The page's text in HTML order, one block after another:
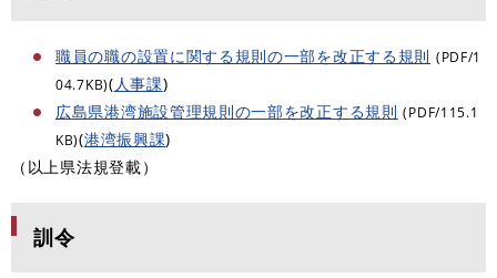
職員の職の設置に関する規則の一部を改正する規則 (PDF/1
04.7KB)( 人事課)
広島県港湾施設管理規則の一部を改正する規則 (PDF/115.1
KB)(港湾振興課)
（以上県法規登載）
訓令